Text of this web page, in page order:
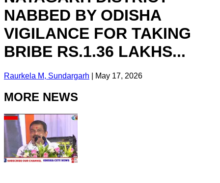
NABBED BY ODISHA
VIGILANCE FOR TAKING
BRIBE RS.1.36 LAKHS...
Raurkela M, Sundargarh May 17, 2026
MORE NEWS